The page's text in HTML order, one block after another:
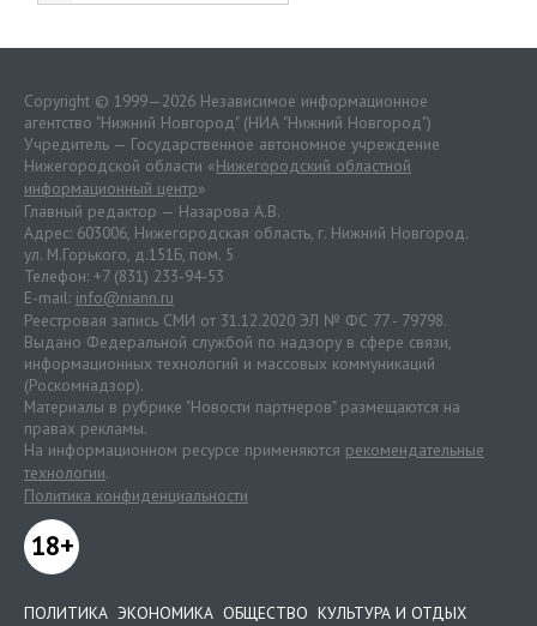
Copyright © 1999—2026 Независимое информационное
агентство "Нижний Новгород" (НИА "Нижний Новгород")
Учредитель — Государственное автономное учреждение
Нижегородской области «Нижегородский областной
информационный центр»
Главный редактор — Назарова А.В.
Адрес: 603006, Нижегородская область, г. Нижний Новгород.
ул. М.Горького, д.151Б, пом. 5
Телефон: +7 (831) 233-94-53
E-mail: info@niann.ru
Реестровая запись СМИ от 31.12.2020 ЭЛ № ФС 77 - 79798.
Выдано Федеральной службой по надзору в сфере связи,
информационных технологий и массовых коммуникаций
(Роскомнадзор).
Материалы в рубрике "Новости партнеров" размещаются на
правах рекламы.
На информационном ресурсе применяются рекомендательные
технологии.
Политика конфиденциальности
18+
ПОЛИТИКА ЭКОНОМИКА ОБЩЕСТВО КУЛЬТУРА И ОТДЫХ